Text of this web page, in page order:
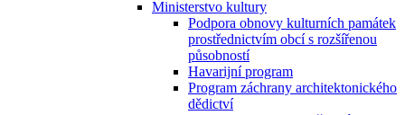
Ministerstvo kultury
Podpora obnovy kulturních památek
prostřednictvím obcí s rozšířenou
působností
Havarijní program
Program záchrany architektonického
dědictví